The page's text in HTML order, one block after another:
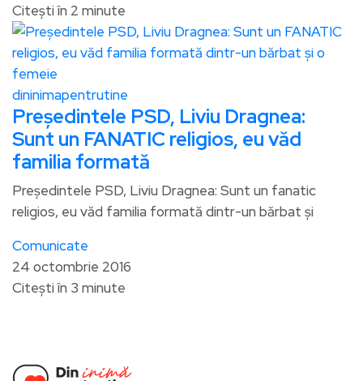
Citești în 2 minute
dininimapentrutine
Preşedintele PSD, Liviu Dragnea:
Sunt un FANATIC religios, eu văd
familia formată
Preşedintele PSD, Liviu Dragnea: Sunt un fanatic
religios, eu văd familia formată dintr-un bărbat şi
Comunicate
24 octombrie 2016
Citești în 3 minute